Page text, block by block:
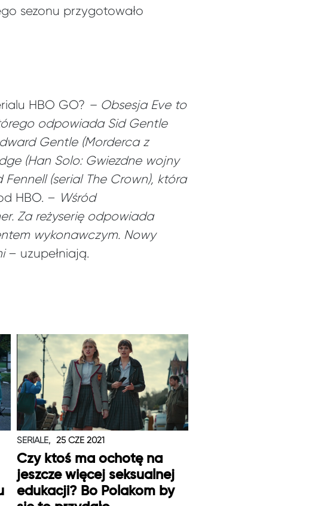
sezonu przygotowało
HBO GO? – Obsesja Eve to
odpowiada Sid Gentle
Gentle (Morderca z
(Han Solo: Gwiezdne wojny
(serial The Crown), która
HBO. – Wśród
Za reżyserię odpowiada
wykonawczym. Nowy
– uzupełniają.
SERIALE, 25 CZE 2021
Czy ktoś ma ochotę na
jeszcze więcej seksualnej
edukacji? Bo Polakom by